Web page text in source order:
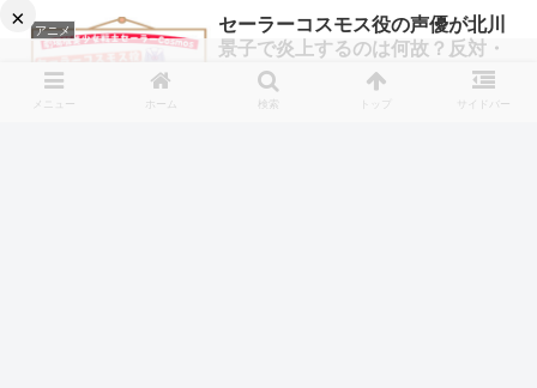
アニメ
セーラーコスモス役の声優が北川
景子で炎上するのは何故？反対・
賛成意見や選ばれた理由・声優活
動についてのまとめ
メニュー ホーム 検索 トップ サイドバー
×